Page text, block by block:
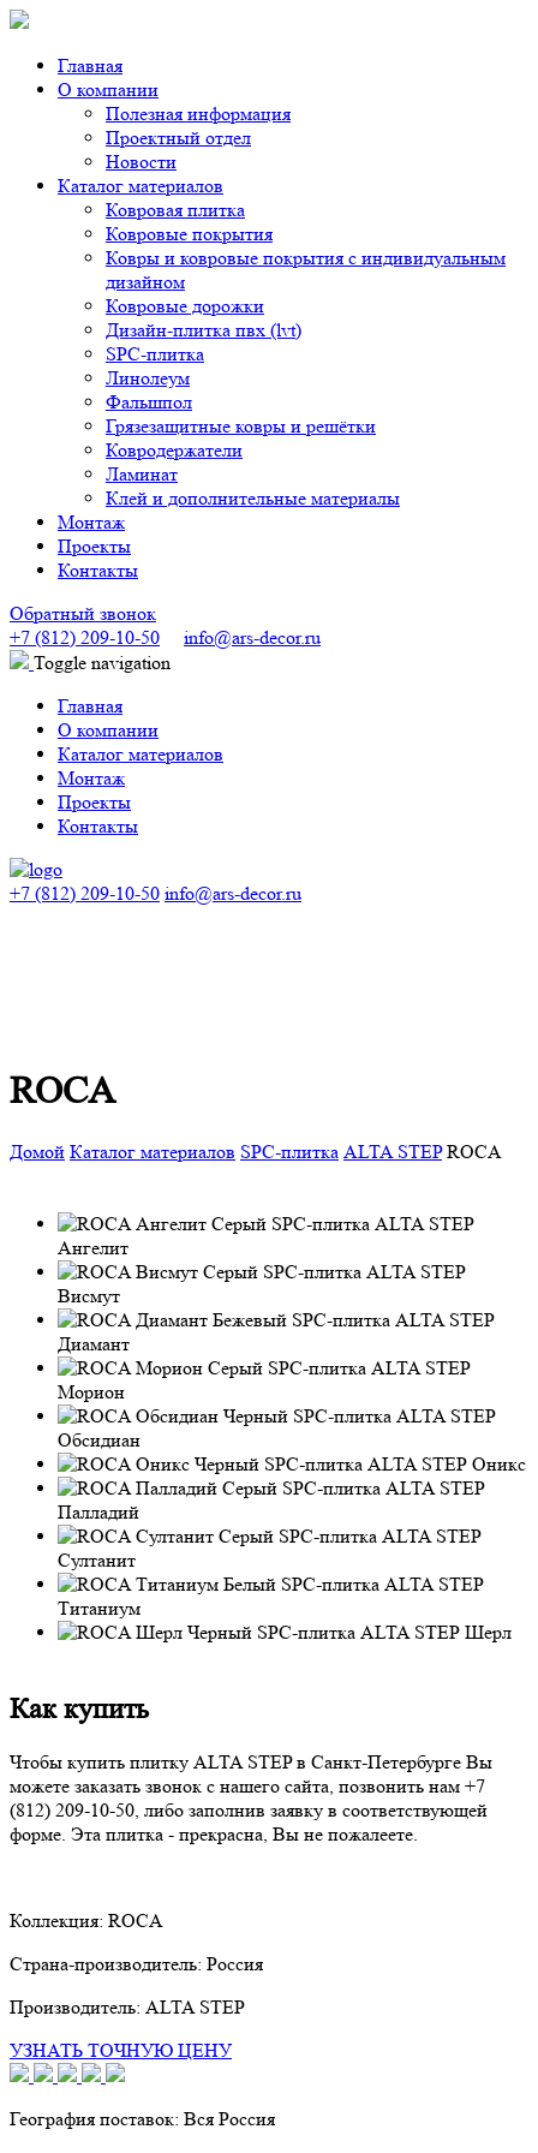
Главная
О компании
Полезная информация
Проектный отдел
Новости
Каталог материалов
Ковровая плитка
Ковровые покрытия
Ковры и ковровые покрытия с индивидуальным
дизайном
Ковровые дорожки
Дизайн-плитка пвх (lvt)
SPC-плитка
Линолеум
Фальшпол
Грязезащитные ковры и решётки
Ковродержатели
Ламинат
Клей и дополнительные материалы
Монтаж
Проекты
Контакты
Обратный звонок
+7 (812) 209-10-50
info@ars-decor.ru
Toggle navigation
Главная
О компании
Каталог материалов
Монтаж
Проекты
Контакты
+7 (812) 209-10-50 info@ars-decor.ru
ROCA
Домой Каталог материалов SPC-плитка ALTA STEP ROCA
Ангелит
Висмут
Диамант
Морион
Обсидиан
Оникс
Палладий
Султанит
Титаниум
Шерл
Как купить
Чтобы купить плитку ALTA STEP в Санкт-Петербурге Вы
можете заказать звонок с нашего сайта, позвонить нам +7
(812) 209-10-50 , либо заполнив заявку в соответствующей
форме. Эта плитка - прекрасна, Вы не пожалеете.
Коллекция: ROCA
Страна-производитель: Россия
Производитель: ALTA STEP
УЗНАТЬ ТОЧНУЮ ЦЕНУ
География поставок: Вся Россия